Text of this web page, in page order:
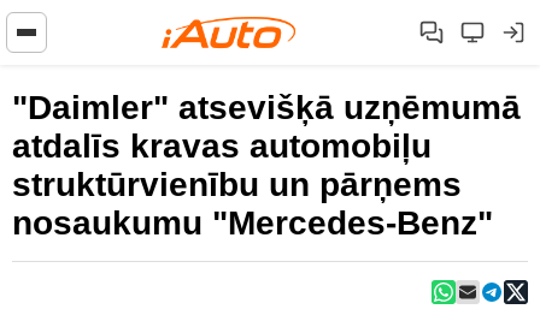
"Daimler" atsevišķā uzņēmumā
atdalīs kravas automobiļu
struktūrvienību un pārņems
nosaukumu "Mercedes-Benz"